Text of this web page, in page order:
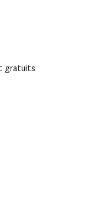
gratuits